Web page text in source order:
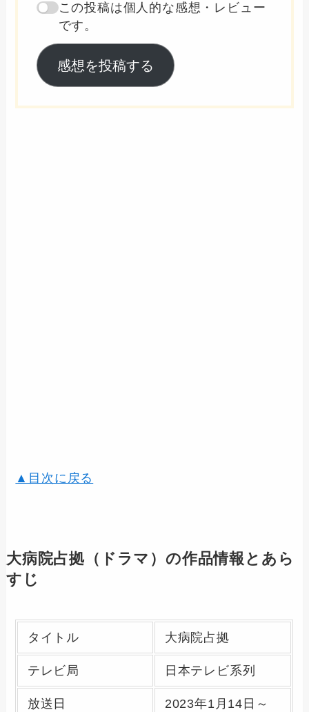
この投稿は個人的な感想・レビュー
です。
感想を投稿する
▲目次に戻る
大病院占拠（ドラマ）の作品情報とあら
すじ
タイトル 大病院占拠
テレビ局 日本テレビ系列
放送日 2023年1月14日～